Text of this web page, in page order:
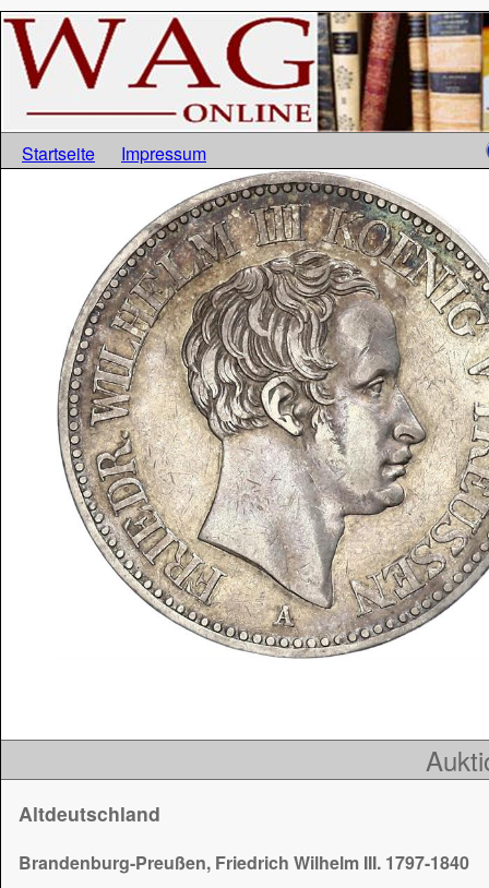
Startseite Impressum
Altdeutschland
Brandenburg-Preußen, Friedrich Wilhelm III. 1797-1840